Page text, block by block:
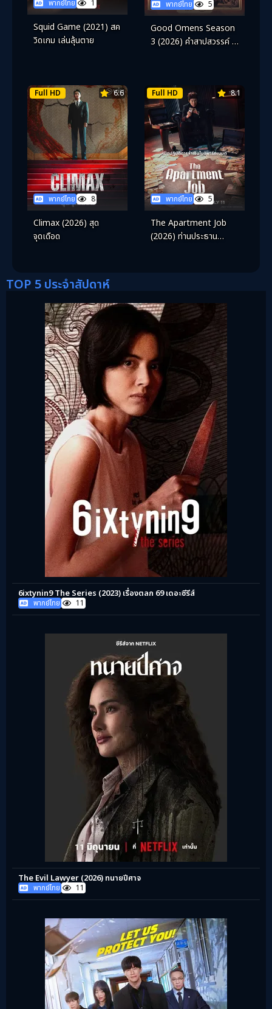
พากย์ไทย 1
Squid Game (2021) สค
วิดเกม เล่นลุ้นตาย
พากย์ไทย 5
Good Omens Season
3 (2026) คำสาปสวรรค์ ซี
Full HD 6.6
พากย์ไทย 8
Climax (2026) สุด
จุดเดือด
Full HD 8.1
พากย์ไทย 5
The Apartment Job
(2026) ท่านประธาน
TOP 5 ประจำสัปดาห์
6ixtynin9 The Series (2023) เรื่องตลก 69 เดอะซีรีส์
พากย์ไทย 11
The Evil Lawyer (2026) ทนายปีศาจ
พากย์ไทย 11